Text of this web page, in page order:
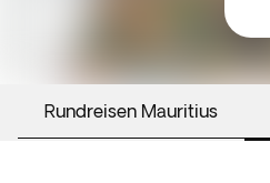
Rundreisen Mauritius